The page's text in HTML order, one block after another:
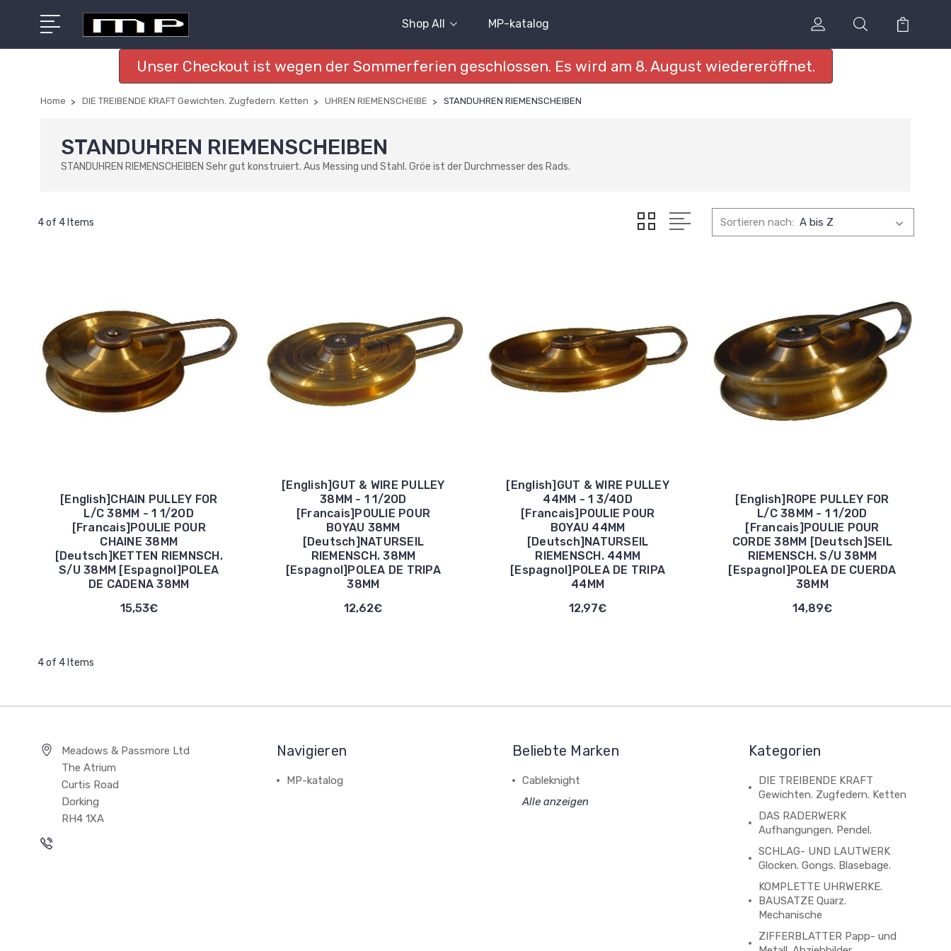
Shop All MP-katalog
Unser Checkout ist wegen der Sommerferien geschlossen. Es wird am 8. August wiedereröffnet.
Home DIE TREIBENDE KRAFT Gewichten. Zugfedern. Ketten UHREN RIEMENSCHEIBE STANDUHREN RIEMENSCHEIBEN
STANDUHREN RIEMENSCHEIBEN
STANDUHREN RIEMENSCHEIBEN Sehr gut konstruiert. Aus Messing und Stahl. Gröe ist der Durchmesser des Rads.
4 of 4 Items Sortieren nach:
[English]CHAIN PULLEY FOR
L/C 38MM - 1 1/2OD
[Francais]POULIE POUR
CHAINE 38MM
[Deutsch]KETTEN RIEMNSCH.
S/U 38MM [Espagnol]POLEA
DE CADENA 38MM
15,53€
[English]GUT & WIRE PULLEY
38MM - 1 1/2OD
[Francais]POULIE POUR
BOYAU 38MM
[Deutsch]NATURSEIL
RIEMENSCH. 38MM
[Espagnol]POLEA DE TRIPA
38MM
12,62€
[English]GUT & WIRE PULLEY
44MM - 1 3/4OD
[Francais]POULIE POUR
BOYAU 44MM
[Deutsch]NATURSEIL
RIEMENSCH. 44MM
[Espagnol]POLEA DE TRIPA
44MM
12,97€
[English]ROPE PULLEY FOR
L/C 38MM - 1 1/2OD
[Francais]POULIE POUR
CORDE 38MM [Deutsch]SEIL
RIEMENSCH. S/U 38MM
[Espagnol]POLEA DE CUERDA
38MM
14,89€
4 of 4 Items
Meadows & Passmore Ltd
The Atrium
Curtis Road
Dorking
RH4 1XA
Navigieren
MP-katalog
Beliebte Marken
Cableknight
Alle anzeigen
Kategorien
DIE TREIBENDE KRAFT
Gewichten. Zugfedern. Ketten
DAS RADERWERK
Aufhangungen. Pendel.
SCHLAG- UND LAUTWERK
Glocken. Gongs. Blasebage.
KOMPLETTE UHRWERKE.
BAUSATZE Quarz.
Mechanische
ZIFFERBLATTER Papp- und